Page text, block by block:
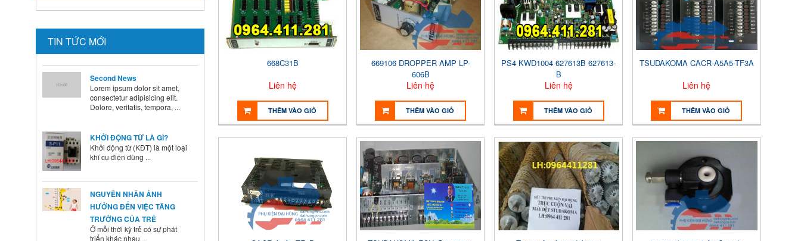
TIN TỨC MỚI
dưỡng và chăm sóc nhi, muốn
Second News
Lorem ipsum dolor sit amet,
consectetur adipisicing elit.
Dolore, veritatis, tempora, ...
khí cụ điện dùng ...
HƯỞNG ĐẾN VIỆC TĂNG
TRƯỞNG CỦA TRẺ
Ở mỗi thời kỳ trẻ có sự phát
triển khác nhau ...
668C31B
Liên hệ
THÊM VÀO GIỎ
669106 DROPPER AMP LP-
606B
Liên hệ
THÊM VÀO GIỎ
PS4 KWD1004 627613B 627613-
B
Liên hệ
THÊM VÀO GIỎ
TSUDAKOMA CACR-A5A5-TF3A
Liên hệ
THÊM VÀO GIỎ